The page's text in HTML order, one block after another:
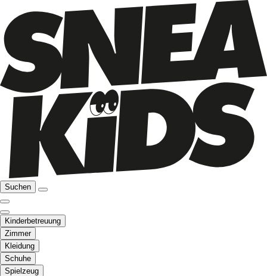
Suchen
Kinderbetreuung
Zimmer
Kleidung
Schuhe
Spielzeug